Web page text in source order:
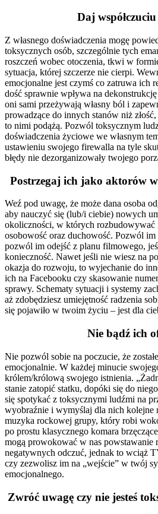
Daj współczuciu
Z własnego doświadczenia mogę
toksycznych osób, szczególnie tych
roszczeń wobec otoczenia, tkwi w
sytuacja, której szczerze nie cierpi.
emocjonalne jest czymś co zatruwa ich
dość sprawnie wpływa na
oni sami przeżywają własny ból i
prowadzące do innych stanów niż
to nimi podążą. Pozwól toksycznym
doświadczenia życiowe we własnym
ustawieniu swojego firewalla na tyle
błędy nie dezorganizowały twojego
Postrzegaj ich jako aktorów
Weź pod uwagę, że może dana osoba
aby nauczyć się (lub/i ciebie) nowych
okoliczności, w których rozbudowywać
osobowość oraz duchowość. Pozwól
pozwól im odejść z planu filmowego,
konieczność. Nawet jeśli nie wiesz na
okazja do rozwoju, to wyjechanie do
ich na Facebooku czy skasowanie
sprawy. Schematy sytuacji i systemy
aż zdobędziesz umiejętność radzenia
się pojawiło w twoim życiu – jest dla
Nie bądź ich
Nie pozwól sobie na poczucie, że
emocjonalnie. W każdej minucie
królem/królową swojego istnienia.
stanie zatopić statku, dopóki się do
się spotykać z toksycznymi ludźmi na
wyobraźnie i wymyślaj dla nich kolejne
muzyka rockowej grupy, który robi
po prostu klasycznego komara
mogą prowokować w nas powstawanie
negatywnych odczuć, jednak to wciąż
czy zezwolisz im na „wejście” w twój
emocjonalnego.
Zwróć uwagę czy nie jesteś